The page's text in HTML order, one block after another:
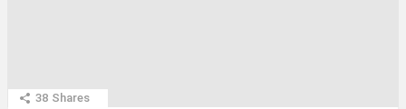
38 Shares